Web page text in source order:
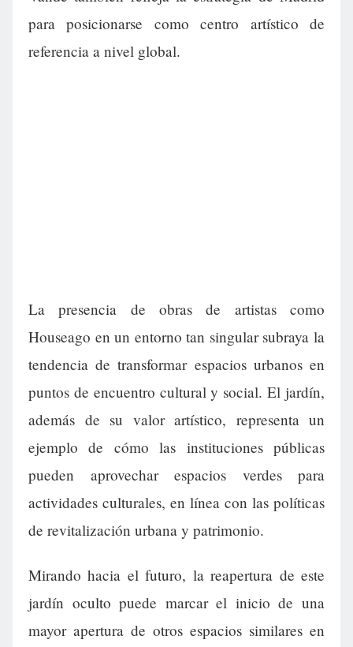
para posicionarse como centro artístico de
referencia a nivel global.
La presencia de obras de artistas como
Houseago en un entorno tan singular subraya la
tendencia de transformar espacios urbanos en
puntos de encuentro cultural y social. El jardín,
además de su valor artístico, representa un
ejemplo de cómo las instituciones públicas
pueden aprovechar espacios verdes para
actividades culturales, en línea con las políticas
de revitalización urbana y patrimonio.
Mirando hacia el futuro, la reapertura de este
jardín oculto puede marcar el inicio de una
mayor apertura de otros espacios similares en